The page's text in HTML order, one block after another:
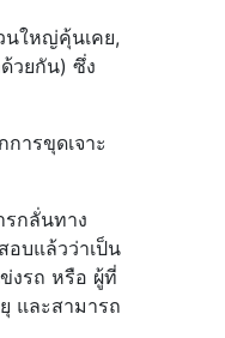
นใหญ่คุ้นเคย,
วยกัน) ซึ่ง
ารขุดเจาะ
รกลั่นทาง
บแล้วว่าเป็น
งรถ หรือ ผู้ที่
และสามารถ